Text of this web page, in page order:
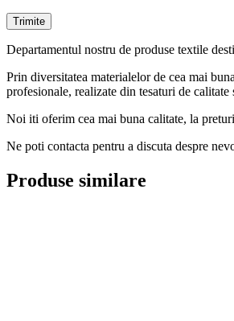
Departamentul nostru de produse textile
Prin diversitatea materialelor de cea mai
profesionale, realizate din tesaturi de
Noi iti oferim cea mai buna calitate, la
Ne poti contacta pentru a discuta despre
Produse similare